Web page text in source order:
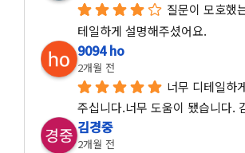
질문이 모호했
테일하게 설명해주셨어요.
9094 ho
2개월 전
너무 디테일하
주십니다.너무 도움이 됐습니다.
김경중
2개월 전